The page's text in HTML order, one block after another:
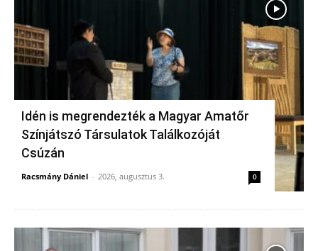
Idén is megrendezték a Magyar Amatőr
Színjátszó Társulatok Találkozóját
Csúzán
Racsmány Dániel - 2026, augusztus 3. 0